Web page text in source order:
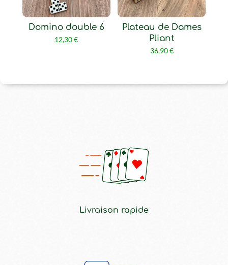
Domino double 6
12,30€
Plateau de Dames
Pliant
36,90€
Livraison rapide